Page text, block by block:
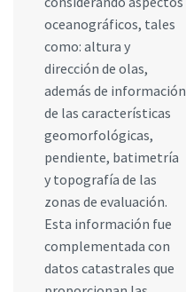
oceanográficos, tales
como: altura y
dirección de olas,
además de información
de las características
geomorfológicas,
pendiente, batimetría
y topografía de las
zonas de evaluación.
Esta información fue
complementada con
datos catastrales que